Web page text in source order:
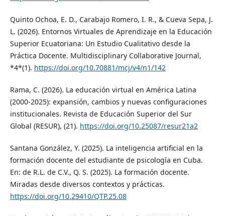
Quinto Ochoa, E. D., Carabajo Romero, I. R., & Cueva Sepa, J.
L. (2026). Entornos Virtuales de Aprendizaje en la Educación
Superior Ecuatoriana: Un Estudio Cualitativo desde la
Práctica Docente. Multidisciplinary Collaborative Journal,
*4*(1). https://doi.org/10.70881/mcj/v4/n1/142
Rama, C. (2026). La educación virtual en América Latina
(2000-2025): expansión, cambios y nuevas configuraciones
institucionales. Revista de Educación Superior del Sur
Global (RESUR), (21). https://doi.org/10.25087/resur21a2
Santana González, Y. (2025). La inteligencia artificial en la
formación docente del estudiante de psicología en Cuba.
En: de R.L. de C.V., Q. S. (2025). La formación docente.
Miradas desde diversos contextos y prácticas.
https://doi.org/10.29410/QTP.25.08